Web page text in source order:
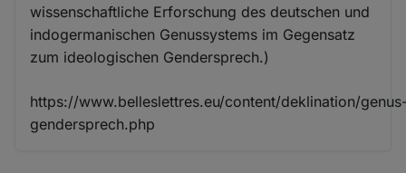
wissenschaftliche Erforschung des deutschen und
indogermanischen Genus­systems im Gegensatz
zum ideologischen Gendersprech.)
https://www.belleslettres.eu/content/deklination/
gendersprech.php